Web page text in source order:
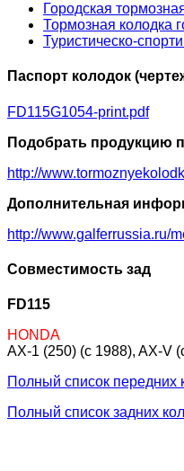
Городская
Тормозная колодка
Туристическо-
Паспорт колодок
FD115G1054-print.pdf
Подобрать продукцию
http://
Дополнительная
http://www.galferrussia.ru/
Совместимость зад
FD115
HONDA
AX-1 (250) (c 1988), AX-V
Полный список передних
Полный список задних